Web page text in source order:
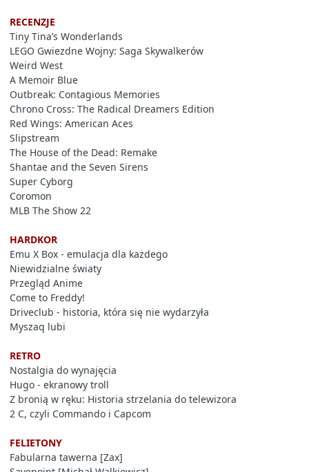
RECENZJE
Tiny Tina’s Wonderlands
LEGO Gwiezdne Wojny: Saga Skywalkerów
Weird West
A Memoir Blue
Outbreak: Contagious Memories
Chrono Cross: The Radical Dreamers Edition
Red Wings: American Aces
Slipstream
The House of the Dead: Remake
Shantae and the Seven Sirens
Super Cyborg
Coromon
MLB The Show 22
HARDKOR
Emu X Box - emulacja dla każdego
Niewidzialne światy
Przegląd Anime
Come to Freddy!
Driveclub - historia, która się nie wydarzyła
Myszaq lubi
RETRO
Nostalgia do wynajęcia
Hugo - ekranowy troll
Z bronią w ręku: Historia strzelania do telewizora
2 C, czyli Commando i Capcom
FELIETONY
Fabularna tawerna [Zax]